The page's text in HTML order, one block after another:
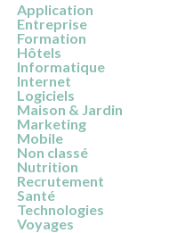
Application
Entreprise
Formation
Hôtels
Informatique
Internet
Logiciels
Maison & Jardin
Marketing
Mobile
Non classé
Nutrition
Recrutement
Santé
Technologies
Voyages